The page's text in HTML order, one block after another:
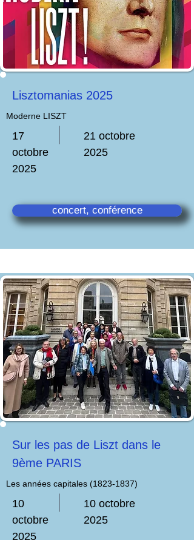
Lisztomanias 2025
Moderne LISZT
17
octobre
2025
21 octobre
2025
concert, conférence
Sur les pas de Liszt dans le
9ème PARIS
Les années capitales (1823-1837)
10
octobre
2025
10 octobre
2025